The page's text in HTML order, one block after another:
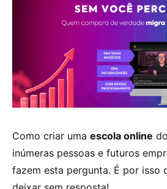
Como criar uma escola online
inúmeras pessoas e futuros
fazem esta pergunta. É por isso